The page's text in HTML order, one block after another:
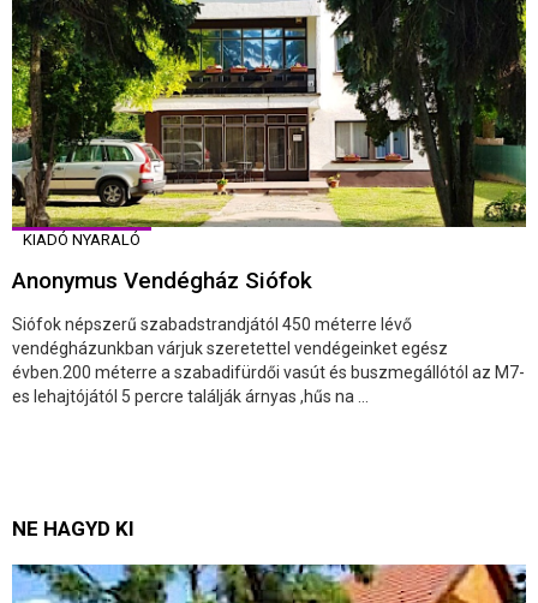
KIADÓ NYARALÓ
Anonymus Vendégház Siófok
Siófok népszerű szabadstrandjától 450 méterre lévő
vendégházunkban várjuk szeretettel vendégeinket egész
évben.200 méterre a szabadifürdői vasút és buszmegállótól az M7-
es lehajtójától 5 percre találják árnyas ,hűs na ...
NE HAGYD KI